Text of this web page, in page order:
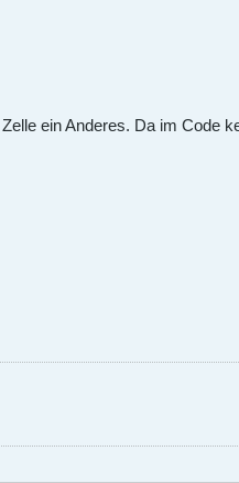
ein Anderes. Da im Code